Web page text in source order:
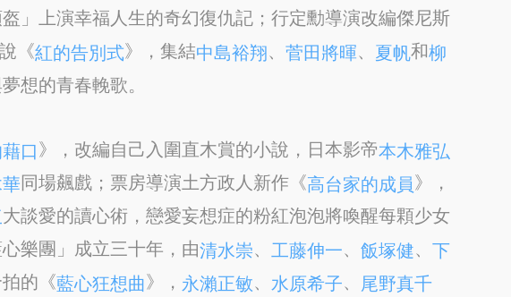
」上演幸福人生的奇幻復仇記；行定勳導演改編傑尼斯
《紅的告別式》，集結中島裕翔、 菅田將暉、 夏帆和柳
想的青春輓歌。
口》，改編自己入圍直木賞的小說，日本影帝本木雅弘
同場飆戲；票房導演土方政人新作《高台家的成員》，
大談愛的讀心術，戀愛妄想症的粉紅泡泡將喚醒每顆少女
樂團」成立三十年，由清水崇、 工藤伸一、 飯塚健、 下
的《藍心狂想曲》， 永瀨正敏、 水原希子、 尾野真千